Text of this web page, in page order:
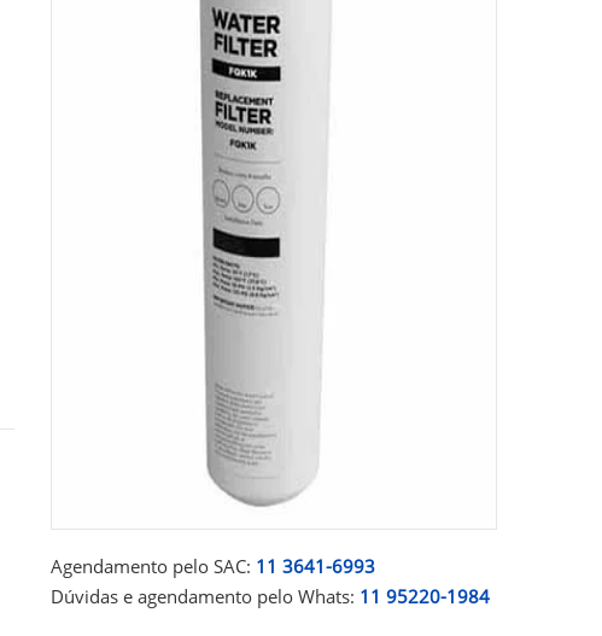
Agendamento pelo SAC: 11 3641-6993
Dúvidas e agendamento pelo Whats: 11 95220-1984